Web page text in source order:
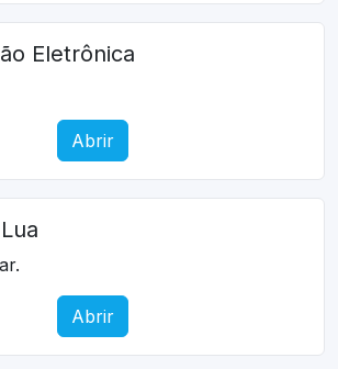
Eletrônica
Abrir
Abrir